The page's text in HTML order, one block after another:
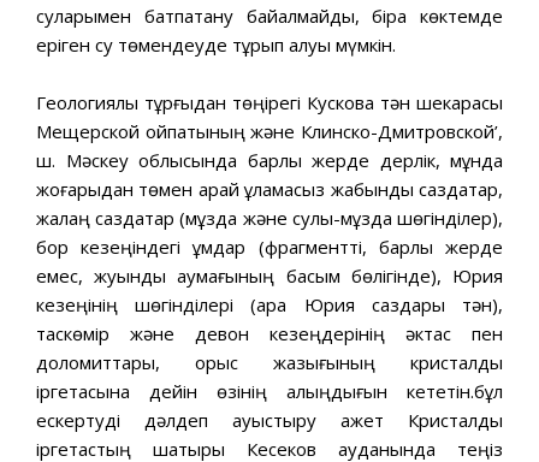
суларымен батпақтану байқалмайды, бірақ көктемде
еріген су төмендеуде тұрып қалуы мүмкін.
Геологиялық тұрғыдан төңірегі Кускова тән шекарасы
Мещерской ойпатының және Клинско-Дмитровской’,
ш. Мәскеу облысында барлық жерде дерлік, мұнда
жоғарыдан төмен қарай құламасыз жабынды саздақтар,
жалаң саздақтар (мұздақ және сулы-мұздақ шөгінділер),
бор кезеңіндегі құмдар (фрагментті, барлық жерде
емес, жуынды аумағының басым бөлігінде), Юрия
кезеңінің шөгінділері (қара Юрия саздары тән),
таскөмір және девон кезеңдерінің әктас пен
доломиттары, орыс жазығының кристалдық
іргетасына дейін өзінің қалыңдығын кететін.бұл
ескертуді дәлдеп ауыстыру қажет Кристалды
іргетастың шатыры Кесеков ауданында теңіз